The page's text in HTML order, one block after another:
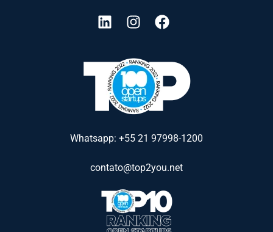
Whatsapp: +55 21 97998-1200
contato@top2you.net